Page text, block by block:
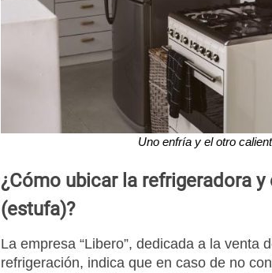
Uno enfría y el otro
¿Cómo ubicar la refrigeradora y
(estufa)?
La empresa “Libero”, dedicada a la venta
refrigeración, indica que en caso de no